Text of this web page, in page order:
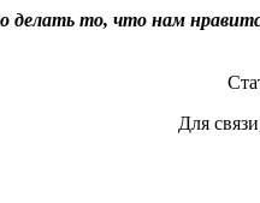
делать то, что нам
Для